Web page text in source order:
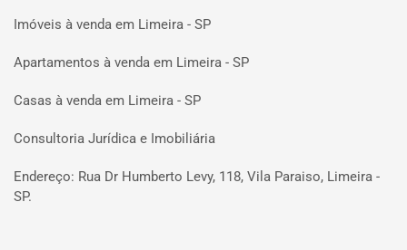
Imóveis à venda em Limeira - SP
Apartamentos à venda em Limeira - SP
Casas à venda em Limeira - SP
Consultoria Jurídica e Imobiliária
Endereço: Rua Dr Humberto Levy, 118, Vila Paraiso, Limeira -
SP.